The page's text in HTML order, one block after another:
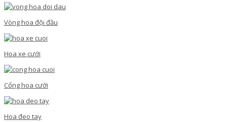
Vòng hoa đội đầu
Hoa xe cưới
Cổng hoa cưới
Hoa đeo tay